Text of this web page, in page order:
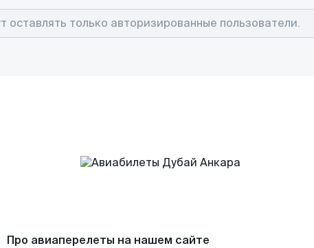
Про авиаперелеты на нашем сайте